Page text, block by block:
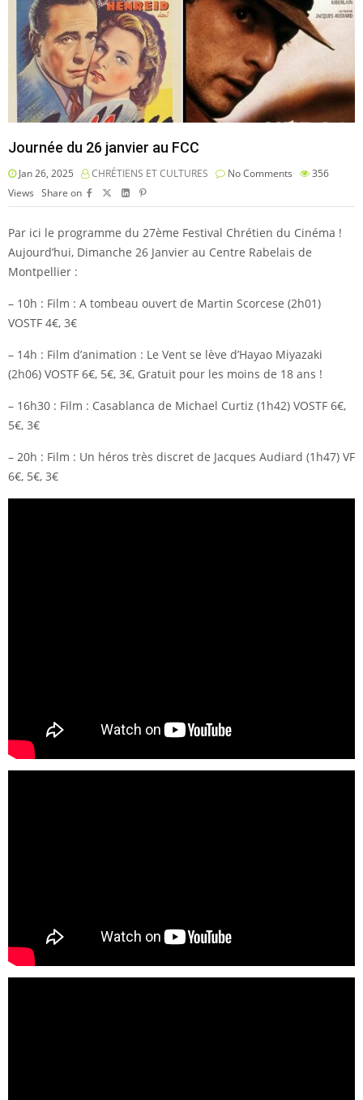
Journée du 26 janvier au FCC
Jan 26, 2025 CHRÉTIENS ET CULTURES No Comments
356
Views Share on
Par ici le programme du 27ème Festival Chrétien du Cinéma !
Aujourd’hui, Dimanche 26 Janvier au Centre Rabelais de
Montpellier :
– 10h : Film : A tombeau ouvert de Martin Scorcese (2h01)
VOSTF 4€, 3€
– 14h : Film d’animation : Le Vent se lève d’Hayao Miyazaki
(2h06) VOSTF 6€, 5€, 3€, Gratuit pour les moins de 18 ans !
– 16h30 : Film : Casablanca de Michael Curtiz (1h42) VOSTF 6€,
5€, 3€
– 20h : Film : Un héros très discret de Jacques Audiard (1h47) VF
6€, 5€, 3€